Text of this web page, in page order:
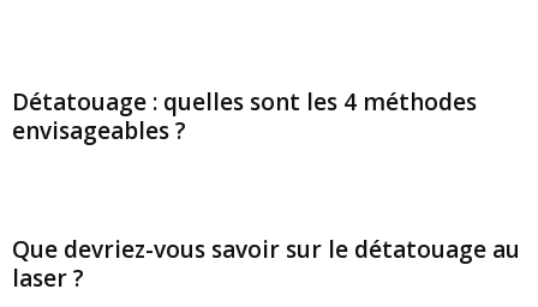
Détatouage : quelles sont les 4 méthodes
envisageables ?
Que devriez-vous savoir sur le détatouage au
laser ?